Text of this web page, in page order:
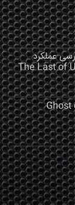
عملکرد
Ghost